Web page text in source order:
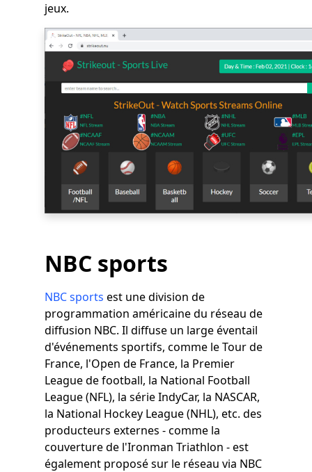
jeux.
NBC sports
NBC sports est une division de
programmation américaine du réseau de
diffusion NBC. Il diffuse un large éventail
d'événements sportifs, comme le Tour de
France, l'Open de France, la Premier
League de football, la National Football
League (NFL), la série IndyCar, la NASCAR,
la National Hockey League (NHL), etc. des
producteurs externes - comme la
couverture de l'Ironman Triathlon - est
également proposé sur le réseau via NBC